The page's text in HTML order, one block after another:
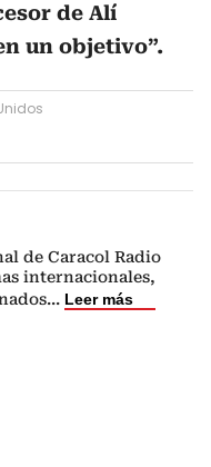
de Alí
un objetivo”.
de Caracol Radio
internacionales,
... Leer más